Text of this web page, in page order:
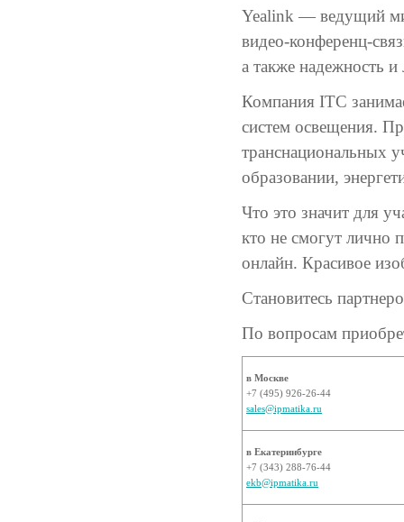
Yealink — ведущий
видео-конференц-
а также надежность и
Компания ITC
систем освещения.
транснациональных
образовании,
Что это значит для
кто не смогут лично
онлайн. Красивое
Становитесь
По вопросам
в Москве
+7 (495) 926-26-44
sales@ipmatika.ru
в Екатеринбурге
+7 (343) 288-76-44
ekb@ipmatika.ru